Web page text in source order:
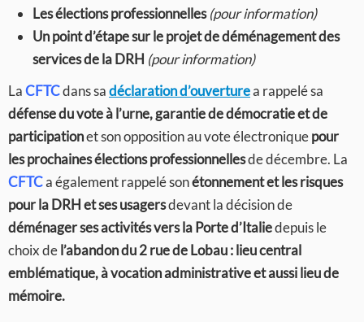
Les élections professionnelles(pour information)
Un point d’étape sur le projet de déménagement des
services de la DRH (pour information)
LaCFTCdans sadéclaration d’ouverturea rappelé sa
défense du vote à l’urne, garantie de démocratie et de
participationet son opposition au vote électroniquepour
les prochaines élections professionnellesde décembre. La
CFTCa également rappelé sonétonnement et les risques
pour la DRHet ses usagersdevant la décision de
déménager ses activitésvers la Porte d’Italiedepuis le
choix del’abandon du 2 rue de Lobau : lieu central
emblématique, à vocation administrative et aussi lieu de
mémoire.